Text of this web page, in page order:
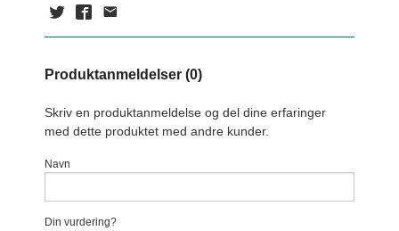
Produktanmeldelser (0)
Skriv en produktanmeldelse og del dine erfaringer
med dette produktet med andre kunder.
Navn
Din vurdering?